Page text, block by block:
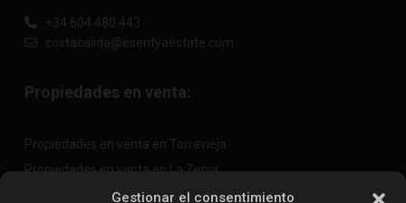
Gestionar el consentimiento
+34 604 480 443
costacalida@esentyaestate.com
Propiedades en venta:
Propiedades en venta en Torrevieja
Propiedades en venta en La Zenia
Propiedades en venta en Cabo Roig